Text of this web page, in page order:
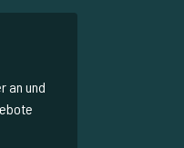
an und